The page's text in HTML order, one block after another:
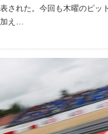
された。今回も木曜のピッ
加え…